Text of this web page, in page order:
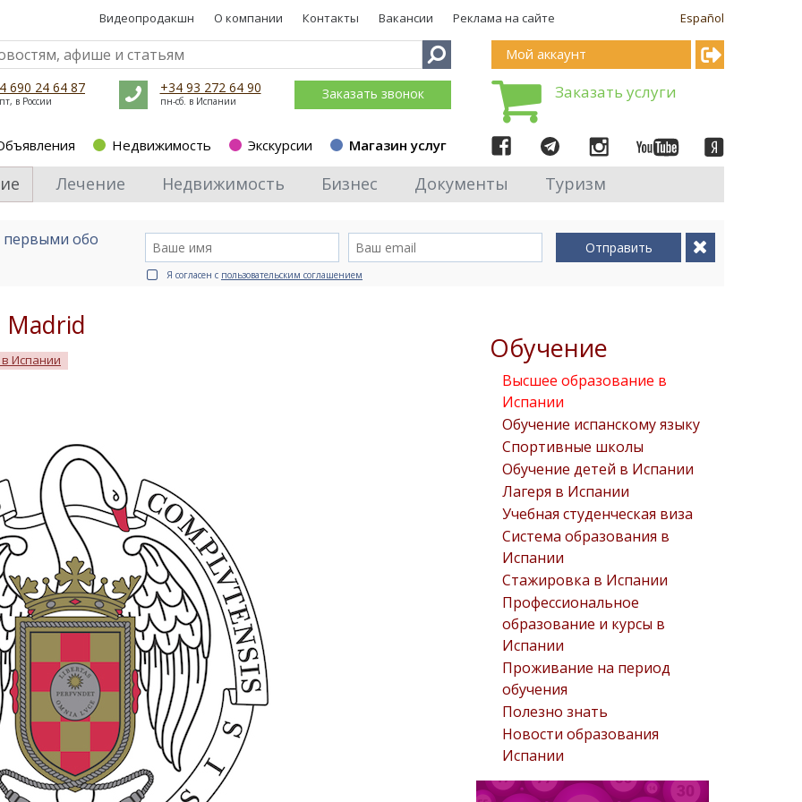
Español
Видеопродакшн О компании Контакты Вакансии Реклама на сайте
690 24 64 87
в России
+34 93 272 64 90
пн-сб. в Испании Заказать звонок
Недвижимость Экскурсии Магазин услуг
Мой аккаунт
Заказать услуги
Лечение Недвижимость Бизнес Документы Туризм
первыми обо Отправить
Я согласен с пользовательским соглашением
Обучение
Высшее образование в
Испании
Обучение испанскому языку
Спортивные школы
Обучение детей в Испании
Лагеря в Испании
Учебная студенческая виза
Система образования в
Испании
Стажировка в Испании
Профессиональное
образование и курсы в
Испании
Проживание на период
обучения
Полезно знать
Новости образования
Испании
Madrid
Испании